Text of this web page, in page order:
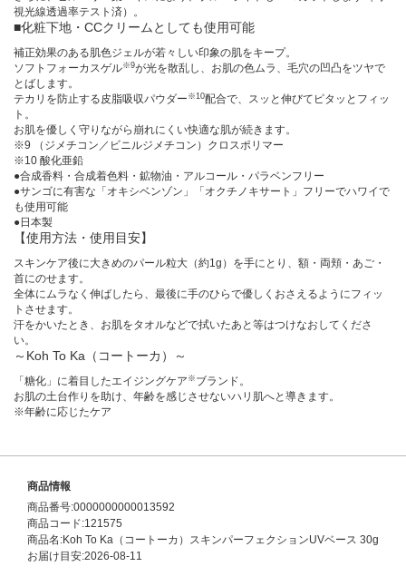
視光線透過率テスト済）。
■化粧下地・CCクリームとしても使用可能
補正効果のある肌色ジェルが若々しい印象の肌をキープ。
ソフトフォーカスゲル※9が光を散乱し、お肌の色ムラ、毛穴の凹凸をツヤで
とばします。
テカリを防止する皮脂吸収パウダー ※10配合で、スッと伸びてピタッとフィッ
ト。
お肌を優しく守りながら崩れにくい快適な肌が続きます。
※9 （ジメチコン／ビニルジメチコン）クロスポリマー
※10 酸化亜鉛
●合成香料・合成着色料・鉱物油・アルコール・パラベンフリー
●サンゴに有害な「オキシベンゾン」「オクチノキサート」フリーでハワイで
も使用可能
●日本製
【使用方法・使用目安】
スキンケア後に大きめのパール粒大（約1g）を手にとり、額・両頬・あご・
首にのせます。
全体にムラなく伸ばしたら、最後に手のひらで優しくおさえるようにフィッ
トさせます。
汗をかいたとき、お肌をタオルなどで拭いたあと等はつけなおしてくださ
い。
～Koh To Ka（コートーカ）～
「糖化」に着目したエイジングケア ※ ブランド。
お肌の土台作りを助け、年齢を感じさせないハリ肌へと導きます。
※年齢に応じたケア
商品情報
商品番号:0000000000013592
商品コード:121575
商品名:Koh To Ka（コートーカ）スキンパーフェクションUVベース 30g
お届け目安:2026-08-11